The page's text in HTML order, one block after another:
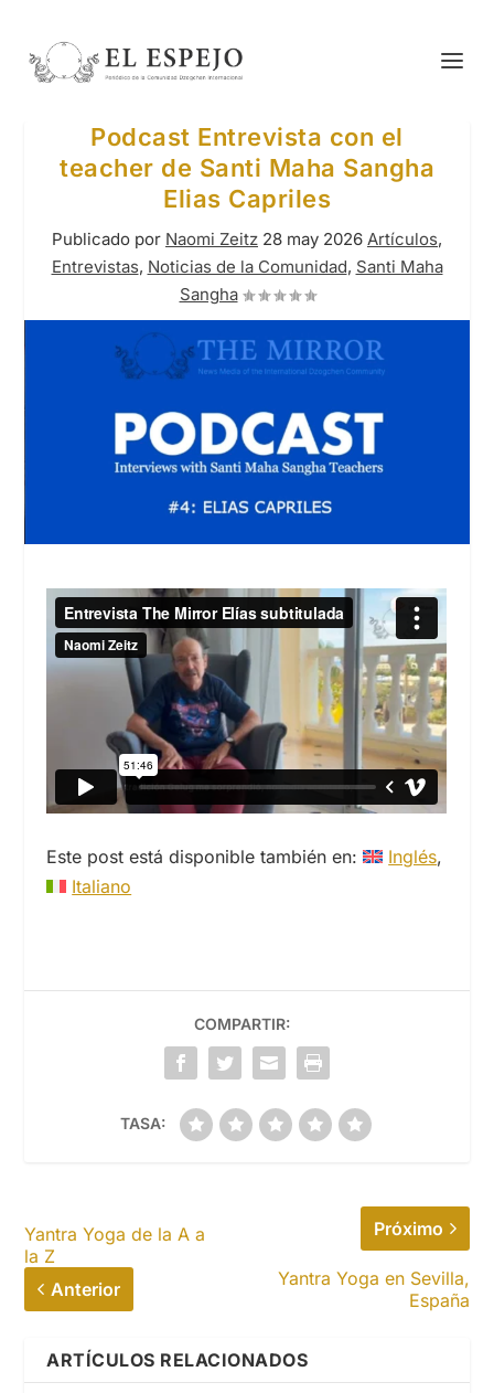
Podcast Entrevista con el
teacher de Santi Maha Sangha
Elias Capriles
Publicado por Naomi Zeitz 28 may 2026 Artículos,
Entrevistas, Noticias de la Comunidad, Santi Maha
Sangha
Este post está disponible también en:
Inglés
Italiano
COMPARTIR:
TASA:
Yantra Yoga de la A a
la Z
Anterior
Próximo
Yantra Yoga en Sevilla,
España
ARTÍCULOS RELACIONADOS